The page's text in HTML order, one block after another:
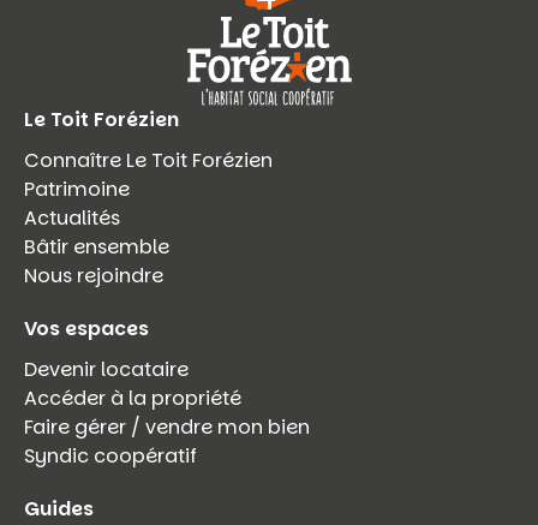
Le Toit Forézien
Connaître Le Toit Forézien
Patrimoine
Actualités
Bâtir ensemble
Nous rejoindre
Vos espaces
Devenir locataire
Accéder à la propriété
Faire gérer / vendre mon bien
Syndic coopératif
Guides